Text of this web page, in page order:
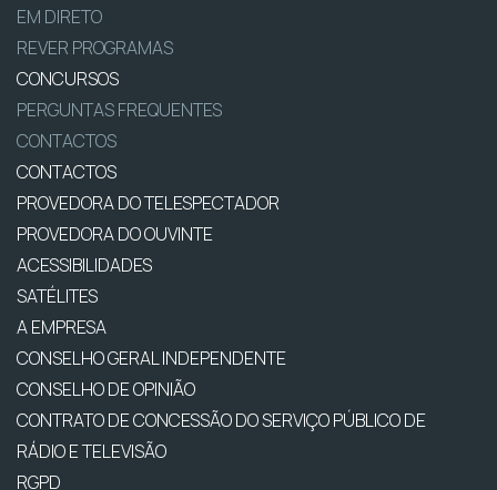
EM DIRETO
REVER PROGRAMAS
CONCURSOS
PERGUNTAS FREQUENTES
CONTACTOS
CONTACTOS
PROVEDORA DO TELESPECTADOR
PROVEDORA DO OUVINTE
ACESSIBILIDADES
SATÉLITES
A EMPRESA
CONSELHO GERAL INDEPENDENTE
CONSELHO DE OPINIÃO
CONTRATO DE CONCESSÃO DO SERVIÇO PÚBLICO DE
RÁDIO E TELEVISÃO
RGPD